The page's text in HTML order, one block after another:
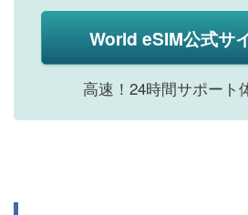
World eSIM公式サ
高速！24時間サポート